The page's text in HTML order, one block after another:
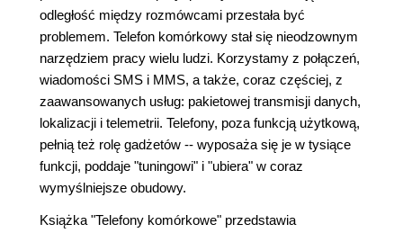
odległość między rozmówcami przestała być
problemem. Telefon komórkowy stał się nieodzownym
narzędziem pracy wielu ludzi. Korzystamy z połączeń,
wiadomości SMS i MMS, a także, coraz częściej, z
zaawansowanych usług: pakietowej transmisji danych,
lokalizacji i telemetrii. Telefony, poza funkcją użytkową,
pełnią też rolę gadżetów -- wyposaża się je w tysiące
funkcji, poddaje "tuningowi" i "ubiera" w coraz
wymyślniejsze obudowy.
Książka "Telefony komórkowe" przedstawia